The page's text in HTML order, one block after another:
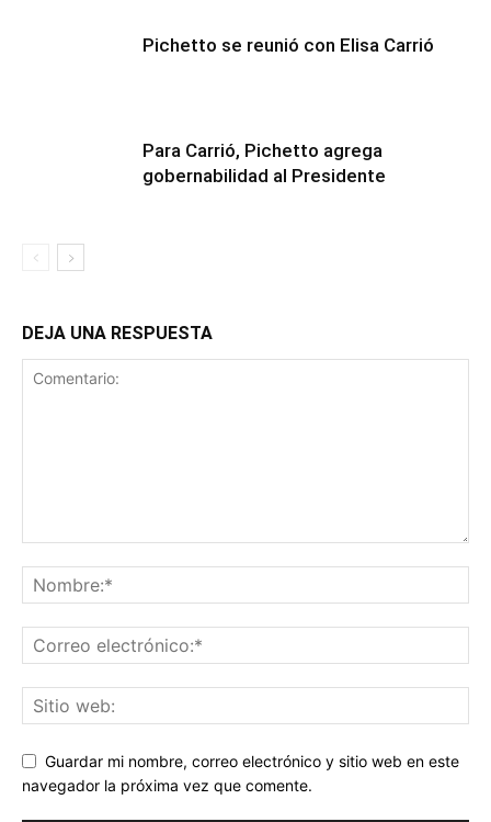
Pichetto se reunió con Elisa Carrió
Para Carrió, Pichetto agrega
gobernabilidad al Presidente
DEJA UNA RESPUESTA
Guardar mi nombre, correo electrónico y sitio web en este
navegador la próxima vez que comente.